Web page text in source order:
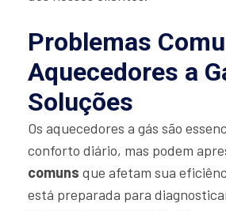
Problemas
Aquecedores a
Soluções
Os aquecedores a gás são
conforto diário, mas podem
comuns que afetam sua
está preparada para